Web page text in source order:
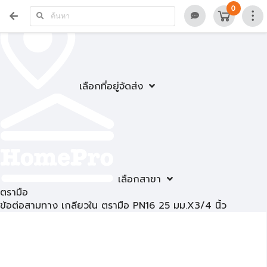
เลือกที่อยู่จัดส่ง
เลือกสาขา
0
ตรามือ
ข้อต่อสามทาง เกลียวใน ตรามือ PN16 25 มม.X3/4 นิ้ว